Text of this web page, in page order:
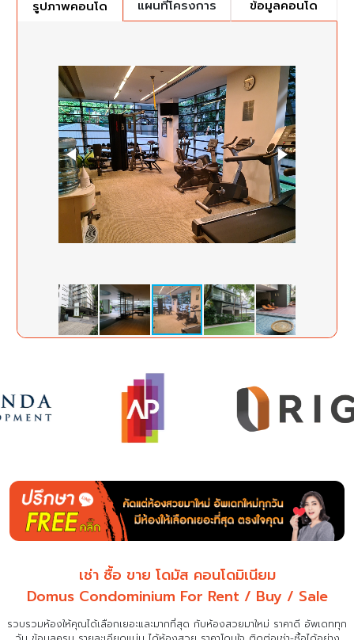
รูปภาพคอนโด แผนที่โครงการ ข้อมูลคอนโด
เช่า ซื้อ ขาย โดมัส คอนโดมิเนียม
Domus Condominium For Rent / Buy / Sale
รวบรวมห้องให้คุณได้เลือกเยอะและมากที่สุด กับห้องสวยมาใหม่ ราคาดี อัพเดททุก